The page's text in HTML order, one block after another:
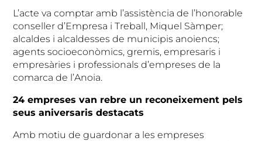
L’acte va comptar amb l’assistència de l’honorable
conseller d’Empresa i Treball, Miquel Sàmper;
alcaldes i alcaldesses de municipis anoiencs;
agents socioeconòmics, gremis, empresaris i
empresàries i professionals d’empreses de la
comarca de l’Anoia.
24 empreses van rebre un reconeixement pels
seus aniversaris destacats
Amb motiu de guardonar a les empreses